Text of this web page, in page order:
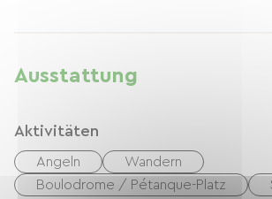
Unterhaltungsprogramm für Groß
Ausstattung
Aktivitäten
Angeln
Wandern
Boulodrome / Pétanque-Platz